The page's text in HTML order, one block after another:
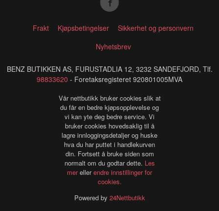
Frakt Kjøpsbetingelser
Sikkerhet og personvern
Nyhetsbrev
BENZ BUTIKKEN AS, FURUSTADLIA 12, 3232 SANDEFJORD, Tlf.
98833620 - Foretaksregisteret 920801005MVA
Vår nettbutikk bruker cookies slik at
du får en bedre kjøpsopplevelse og
vi kan yte deg bedre service. Vi
bruker cookies hovedsaklig til å
lagre innloggingsdetaljer og huske
hva du har puttet i handlekurven
din. Fortsett å bruke siden som
normalt om du godtar dette. Les
merellerendre innstillinger for
cookies.
Powered by 24Nettbutikk